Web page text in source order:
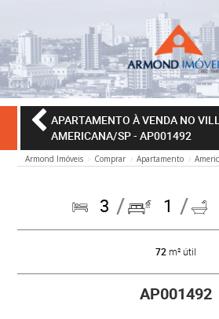
APARTAMENTO À VENDA NO
AMERICANA/SP- AP001492
Armond Imóveis Comprar Apartamento
3 1
72 m² útil
AP001492